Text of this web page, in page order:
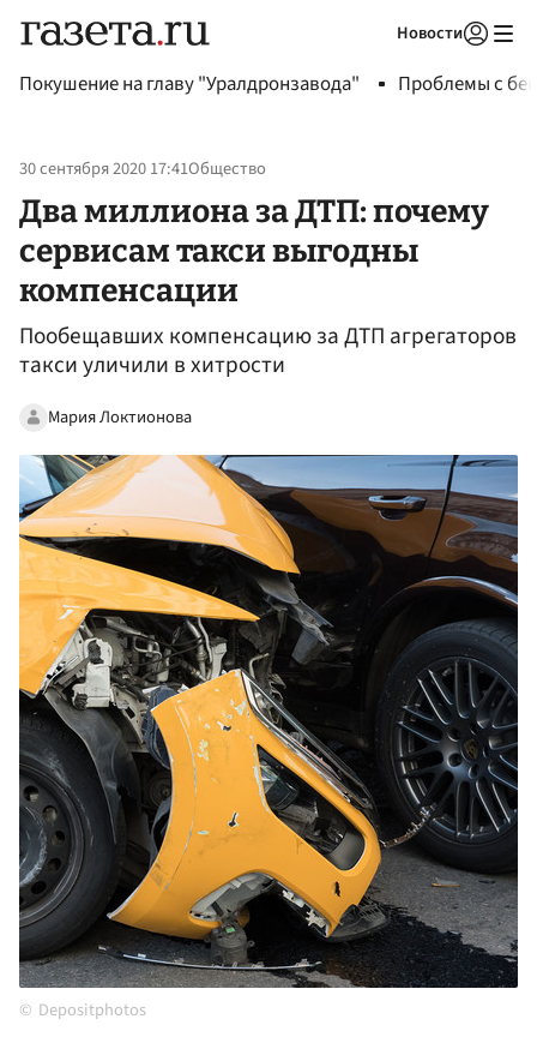
Новости
Покушение на главу "Уралдронзавода" Проблемы с
30 сентября 2020 17:41Общество
Два миллиона за ДТП: почему
сервисам такси выгодны
компенсации
Пообещавших компенсацию за ДТП агрегаторов
такси уличили в хитрости
Мария Локтионова
Depositphotos